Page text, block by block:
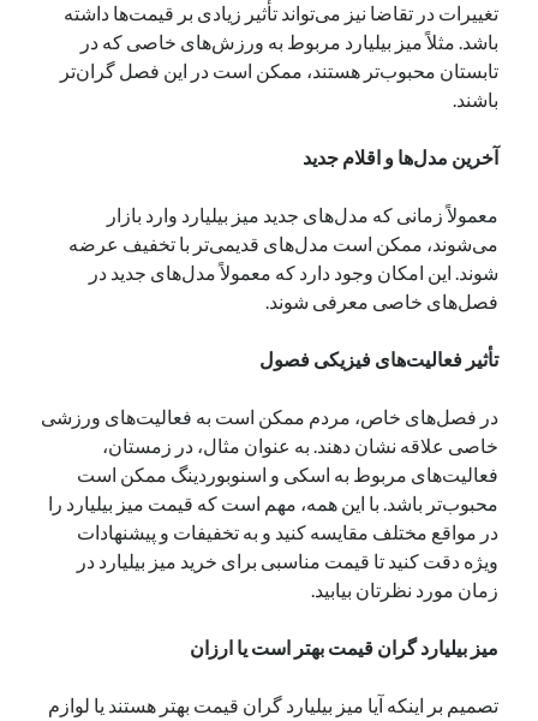
تغییرات در تقاضا نیز می‌تواند تأثیر زیادی بر قیمت‌ها داشته
باشد. مثلاً میز بیلیارد مربوط به ورزش‌های خاصی که در
تابستان محبوب‌تر هستند، ممکن است در این فصل گران‌تر
باشند.
آخرین مدل‌ها و اقلام جدید
معمولاً زمانی که مدل‌های جدید میز بیلیارد وارد بازار
می‌شوند، ممکن است مدل‌های قدیمی‌تر با تخفیف عرضه
شوند. این امکان وجود دارد که معمولاً مدل‌های جدید در
فصل‌های خاصی معرفی شوند.
تأثیر فعالیت‌های فیزیکی فصول
در فصل‌های خاص، مردم ممکن است به فعالیت‌های ورزشی
خاصی علاقه نشان دهند. به عنوان مثال، در زمستان،
فعالیت‌های مربوط به اسکی و اسنوبوردینگ ممکن است
محبوب‌تر باشد. با این همه، مهم است که قیمت میز بیلیارد را
در مواقع مختلف مقایسه کنید و به تخفیفات و پیشنهادات
ویژه دقت کنید تا قیمت مناسبی برای خرید میز بیلیارد در
زمان مورد نظرتان بیابید.
میز بیلیارد گران قیمت بهتر است یا ارزان
تصمیم بر اینکه آیا میز بیلیارد گران قیمت بهتر هستند یا لوازم